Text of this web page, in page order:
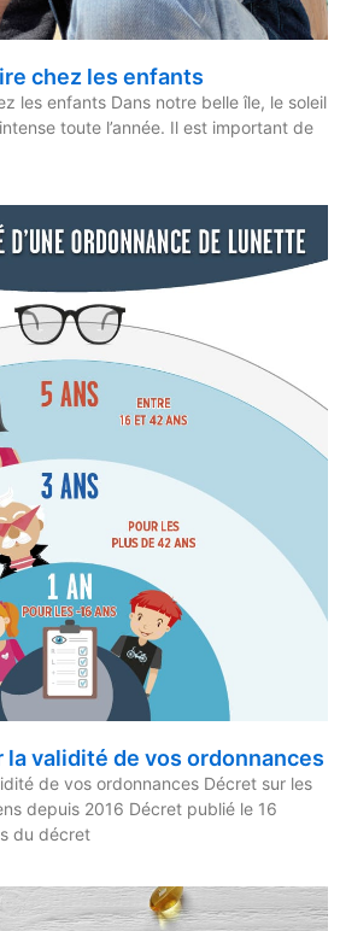
chez les enfants
les enfants Dans notre belle île, le soleil
toute l’année. Il est important de
validité de vos ordonnances
de vos ordonnances Décret sur les
depuis 2016 Décret publié le 16
du décret